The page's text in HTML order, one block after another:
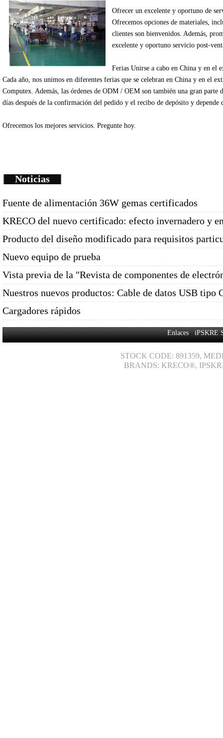
Ofrecer un excelente y oportuno de
Ofrecemos opciones de materiales ,
clientes son bienvenidos. Además ,
excelente y oportuno servicio post-
Ferias Unirse a cabo en China y en el
Cada año , nos unimos en diferentes ferias que se celebran en China y en el
Computex Además , las órdenes de ODM / OEM son también una gran parte
días después de la confirmación del pedido y el recibo de depósito y depende
Ofrecemos los mejores servicios. Pregunte hoy.
Noticias
Fuente de alimentación 36W gemas certificados
KRECO del nuevo certificado: efecto invernadero y
Producto del diseño modificado para requisitos
Nuevo equipo de prueba
Vista previa de la "Revista de componentes de
Nuestros nuevos productos: Cable de datos USB tipo
Cargadores rápidos
EnlacesiPSKRE
STOCK CODE: 891359,
BRANDS: KRECO®,